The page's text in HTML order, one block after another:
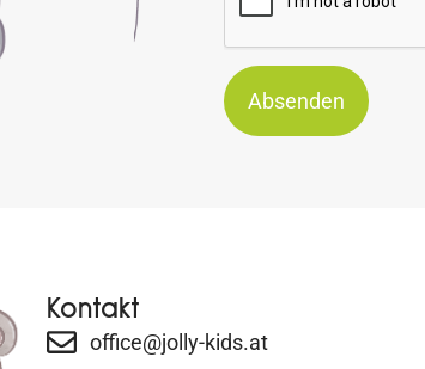
Absenden
Kontakt
office@jolly-kids.at